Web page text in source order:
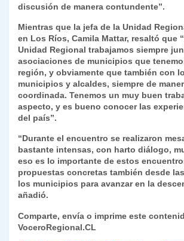
discusión de manera contundente”.
Mientras que la jefa de la Unidad
en Los Ríos, Camila Mattar, resaltó que
Unidad Regional trabajamos siempre
asociaciones de municipios que
región, y obviamente que también con
municipios y alcaldes, siempre de
coordinada. Tenemos un muy buen
aspecto, y es bueno conocer las
del país”.
“Durante el encuentro se realizaron
bastante intensas, con harto diálogo,
eso es lo importante de estos
propuestas concretas también desde
los municipios para avanzar en la
añadió.
Comparte, envía o imprime este
VoceroRegional.CL